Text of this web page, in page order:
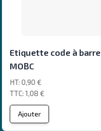
Etiquette code à
MOBC
1,08 €
0,90 €
Ajouter